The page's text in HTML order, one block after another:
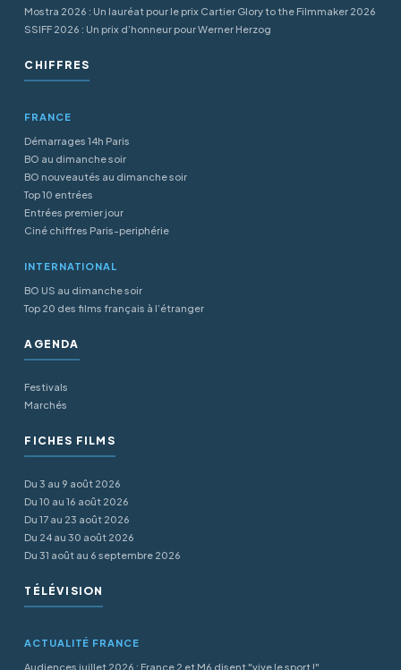
Mostra 2026 : Un lauréat pour le prix Cartier Glory to the Filmmaker 2026
SSIFF 2026 : Un prix d’honneur pour Werner Herzog
CHIFFRES
FRANCE
Démarrages 14h Paris
BO au dimanche soir
BO nouveautés au dimanche soir
Top 10 entrées
Entrées premier jour
Ciné chiffres Paris-periphérie
INTERNATIONAL
BO US au dimanche soir
Top 20 des films français à l’étranger
AGENDA
Festivals
Marchés
FICHES FILMS
Du 3 au 9 août 2026
Du 10 au 16 août 2026
Du 17 au 23 août 2026
Du 24 au 30 août 2026
Du 31 août au 6 septembre 2026
TÉLÉVISION
ACTUALITÉ FRANCE
Audiences juillet 2026 : France 2 et M6 disent "vive le sport !"